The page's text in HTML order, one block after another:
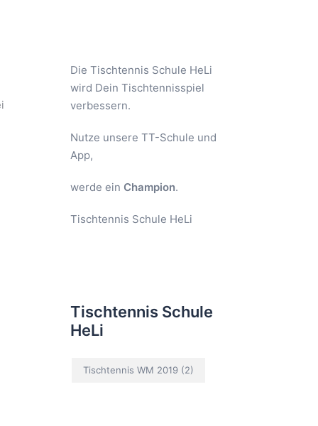
Die Tischtennis Schule HeLi
wird Dein Tischtennisspiel
verbessern.
Nutze unsere TT-Schule und
App,
werde ein Champion.
Tischtennis Schule HeLi
Tischtennis Schule
HeLi
Tischtennis WM 2019(2)